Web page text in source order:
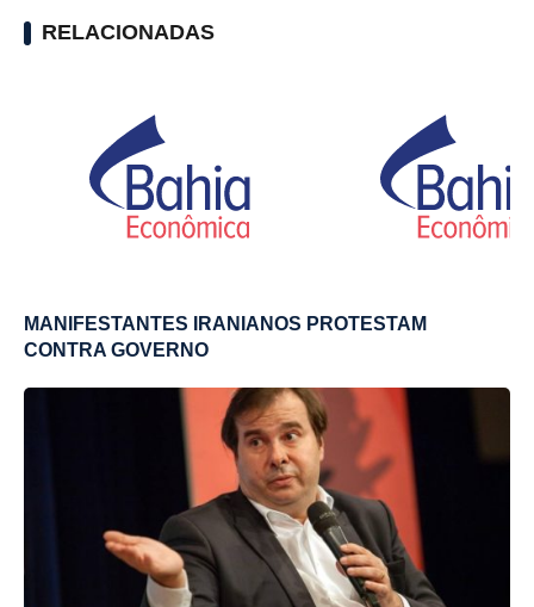
RELACIONADAS
MANIFESTANTES IRANIANOS PROTESTAM
CONTRA GOVERNO